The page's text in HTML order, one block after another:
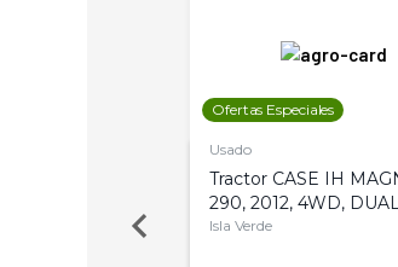
Ofertas Especiales
Usado
Tractor CASE IH
290, 2012, 4WD,
Isla Verde